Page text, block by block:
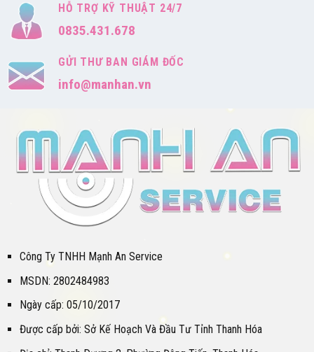
HỖ TRỢ KỸ THUẬT 24/7
0835.431.678
GỬI THƯ BAN GIÁM ĐỐC
info@manhan.vn
Công Ty TNHH Mạnh An Service
MSDN: 2802484983
Ngày cấp: 05/10/2017
Được cấp bởi: Sở Kế Hoạch Và Đầu Tư Tỉnh Thanh Hóa